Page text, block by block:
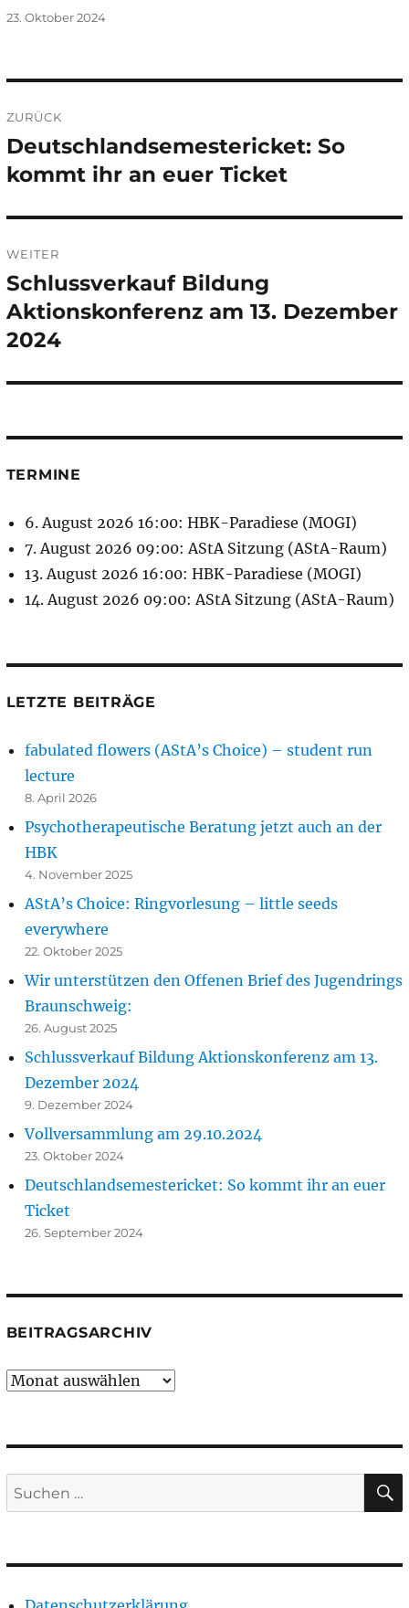
Veröffentlicht
23. Oktober 2024
ZURÜCK
Vorheriger
Beitrag:
Deutschlandsemestericket: So
kommt ihr an euer Ticket
WEITER
Nächster
Beitrag:
Schlussverkauf Bildung
Aktionskonferenz am 13. Dezember
2024
TERMINE
6. August 2026 16:00: HBK-Paradiese (MOGI)
7. August 2026 09:00: AStA Sitzung (AStA-Raum)
13. August 2026 16:00: HBK-Paradiese (MOGI)
14. August 2026 09:00: AStA Sitzung (AStA-Raum)
LETZTE BEITRÄGE
fabulated flowers (AStA’s Choice) – student run
lecture
8. April 2026
Psychotherapeutische Beratung jetzt auch an der
HBK
4. November 2025
AStA’s Choice: Ringvorlesung – little seeds
everywhere
22. Oktober 2025
Wir unterstützen den Offenen Brief des Jugendrings
Braunschweig:
26. August 2025
Schlussverkauf Bildung Aktionskonferenz am 13.
Dezember 2024
9. Dezember 2024
Vollversammlung am 29.10.2024
23. Oktober 2024
Deutschlandsemestericket: So kommt ihr an euer
Ticket
26. September 2024
BEITRAGSARCHIV
Beitragsarchiv
Suchen
nach: